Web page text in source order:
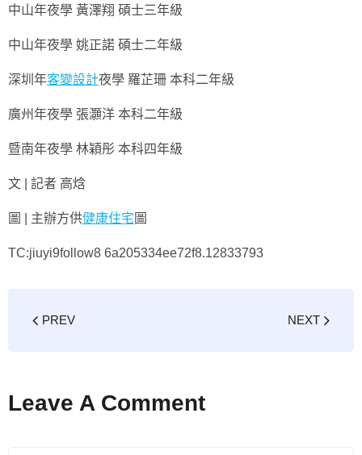
中山年夜學 黃澤翔 碩士三年級
中山年夜學 姚正諾 碩士二年級
深圳年客變設計夜學 羅芷珊 本科二年級
廣州年夜學 張灝洋 本科二年級
暨南年夜學 林穎彤 本科四年級
文 | 記者 高焓
圖 | 主辦方供健康住宅 圖
TC:jiuyi9follow8 6a205334ee72f8.12833793
PREV NEXT
Leave A Comment